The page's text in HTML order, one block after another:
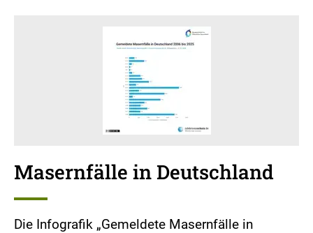
Masernfälle in Deutschland
Die Infografik „Gemeldete Masernfälle in